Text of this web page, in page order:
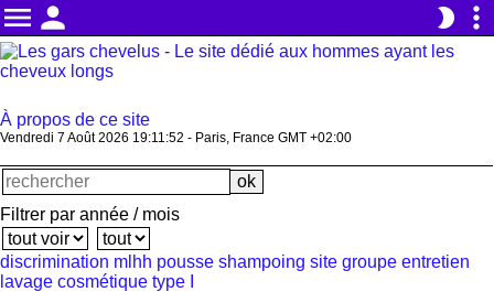
menu person brightness_2 more_vert
À propos de ce site
Vendredi 7 Août 2026 19:11:52 - Paris, France GMT +02:00
Filtrer par année / mois
discrimination mlhh pousse shampoing site groupe entretien
lavage cosmétique type I